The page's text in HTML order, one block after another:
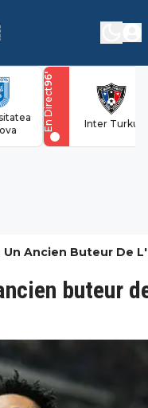
Inter Turku
96
'
En Direct
Ancien Buteur De
buteur